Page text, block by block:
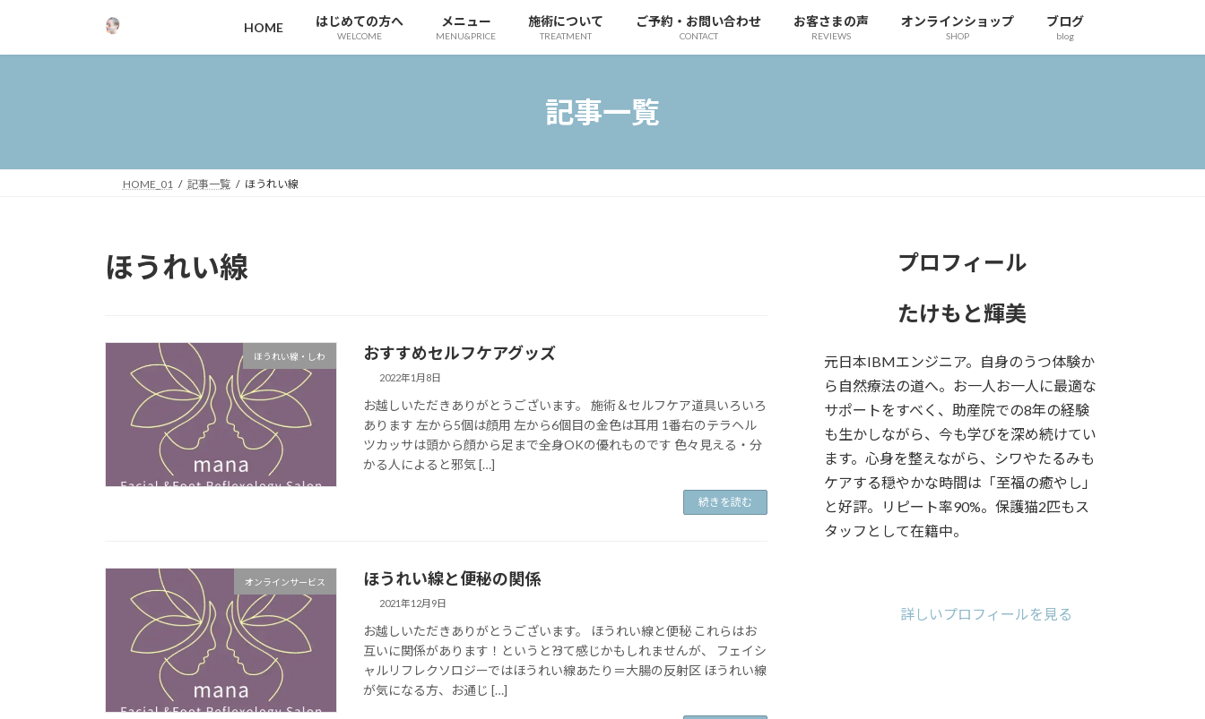
テ
ゲ
HOME はじめての方へ
WELCOME
メニュー
MENU&PRICE
施術について
TREATMENT
ご予約・お問い合わせ
CONTACT
お客さまの声
REVIEWS
オンラインショップ
SHOP
ブログ
blog
記事一覧
HOME_01 記事一覧 ほうれい線
ほうれい線
ほうれい線・しわ おすすめセルフケアグッズ
2022年1月8日
お越しいただきありがとうございます。 施術＆セルフケア道具いろいろ
あります 左から5個は顔用 左から6個目の金色は耳用 1番右のテラヘル
ツカッサは頭から顔から足まで全身OKの優れものです 色々見える・分
かる人によると邪気 […]
続きを読む
オンラインサービス ほうれい線と便秘の関係
2021年12月9日
お越しいただきありがとうございます。 ほうれい線と便秘 これらはお
互いに関係があります！というと⁇って感じかもしれませんが、 フェイシ
ャルリフレクソロジーではほうれい線あたり＝大腸の反射区 ほうれい線
が気になる方、お通じ […]
プロフィール
たけもと輝美
元日本IBMエンジニア。自身のうつ体験か
ら自然療法の道へ。お一人お一人に最適な
サポートをすべく、助産院での8年の経験
も生かしながら、今も学びを深め続けてい
ます。心身を整えながら、シワやたるみも
ケアする穏やかな時間は「至福の癒やし」
と好評。リピート率90%。保護猫2匹もス
タッフとして在籍中。
ン
ン
ン
詳しいプロフィールを見る